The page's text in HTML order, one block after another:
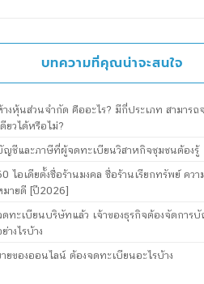
บทความที่คุณน่าจะสนใจ
างหุ้นส่วนจำกัด คืออะไร? มีกี่ประเภท สามารถ
ดียวได้หรือไม่?
ญชีและภาษีที่ผู้จดทะเบียนวิสาหกิจชุมชนต้องรู้
ไอเดียตั้งชื่อร้านมงคล ชื่อร้านเรียกทรัพย์ ควา
มายดี [ปี2026]
ดทะเบียนบริษัทแล้ว เจ้าของธุรกิจต้องจัดการ
างไรบ้าง
ายของออนไลน์ ต้องจดทะเบียนอะไรบ้าง